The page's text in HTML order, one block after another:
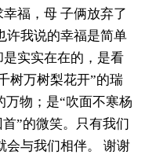
福，母 子俩放弃了
许我说的幸福是简单
实实在在的，是看
树万树梨花开”的瑞
万物；是“吹面不寒杨
”的微笑。只有我们
会与我们相伴。 谢谢